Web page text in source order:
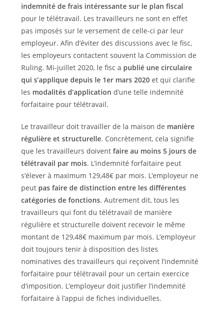
indemnité de frais intéressante sur le plan fiscal
pour le télétravail. Les travailleurs ne sont en effet
pas imposés sur le versement de celle-ci par leur
employeur. Afin d’éviter des discussions avec le fisc,
les employeurs contactent souvent la Commission de
Ruling. Mi-juillet 2020, le fisc a publié une circulaire
qui s’applique depuis le 1er mars 2020 et qui clarifie
les modalités d’application d’une telle indemnité
forfaitaire pour télétravail.
Le travailleur doit travailler de la maison de manière
régulière et structurelle. Concrètement, cela signifie
que les travailleurs doivent faire au moins 5 jours de
télétravail par mois. L’indemnité forfaitaire peut
s’élever à maximum 129,48€ par mois. L’employeur ne
peut pas faire de distinction entre les différentes
catégories de fonctions. Autrement dit, tous les
travailleurs qui font du télétravail de manière
régulière et structurelle doivent recevoir le même
montant de 129,48€ maximum par mois. L’employeur
doit toujours tenir à disposition des listes
nominatives des travailleurs qui reçoivent l’indemnité
forfaitaire pour télétravail pour un certain exercice
d’imposition. L’employeur doit justifier l’indemnité
forfaitaire à l’appui de fiches individuelles.